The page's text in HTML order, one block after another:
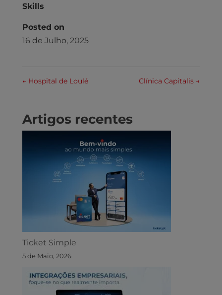
Skills
Posted on
16 de Julho, 2025
←Hospital de Loulé Clínica Capitalis →
Artigos recentes
Ticket Simple
5 de Maio, 2026